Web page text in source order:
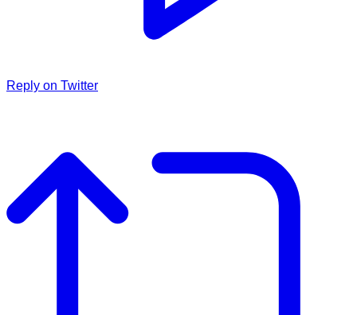
Reply on Twitter